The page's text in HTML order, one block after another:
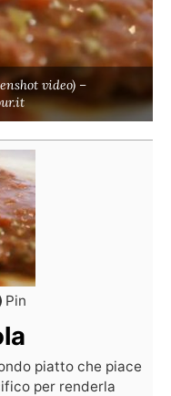
video) –
Pin
piatto che piace
per renderla